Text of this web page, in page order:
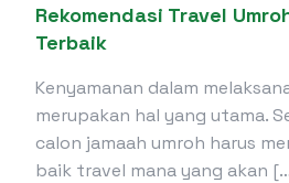
Rekomendasi Travel
Terbaik
Kenyamanan dalam
merupakan hal yang utama.
calon jamaah umroh harus
baik travel mana yang akan